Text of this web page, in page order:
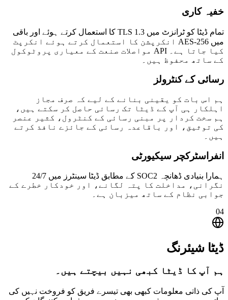
خفیہ کاری
تمام ڈیٹا کو ٹرانزٹ میں TLS 1.3 کا استعمال کرتے ہوئے اور باقی
میں AES-256 انکرپشن کا استعمال کرتے ہوئے انکرپٹ
کیا جاتا ہے۔ API مواصلات صنعت کے معیاری پروٹوکول
کے ساتھ محفوظ ہیں۔
رسائی کے کنٹرولز
ہم اس بات کو یقینی بنانے کے لیے کہ صرف مجاز
اہلکار ہی آپ کے ڈیٹا تک رسائی حاصل کر سکتے ہیں،
ہم سخت کردار پر مبنی رسائی کے کنٹرول، کثیر عنصر
کی توثیق، اور باقاعدہ رسائی کے جائزے نافذ کرتے
ہیں۔
انفراسٹرکچر سیکیورٹی
ہمارا بنیادی ڈھانچہ SOC2 کے مطابق ڈیٹا سینٹرز میں 24/7
نگرانی، مداخلت کا پتہ لگانے، اور خودکار خطرے کے
جوابی نظام کے ساتھ میزبان ہے۔
04
ڈیٹا شیئرنگ
ہم آپ کا ڈیٹا کبھی نہیں بیچتے ہیں۔
آپ کی ذاتی معلومات کبھی بھی تیسرے فریق کو فروخت نہیں کی